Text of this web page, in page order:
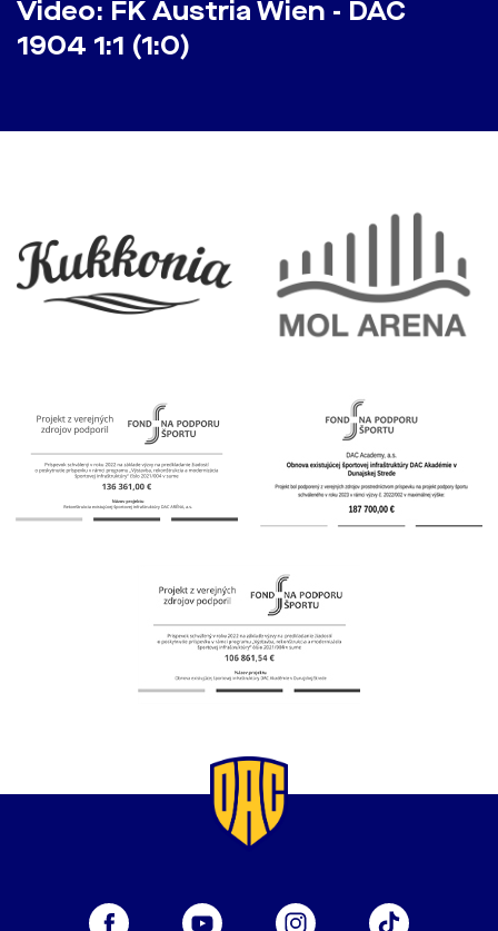
Video: FK Austria Wien - DAC
1904 1:1 (1:0)